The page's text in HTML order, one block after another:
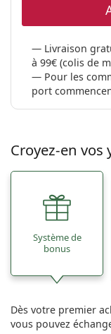
Livraison
à 99€ (colis de
Pour les
port
Croyez-en vos
Système de
bonus
Dès votre premier
vous pouvez